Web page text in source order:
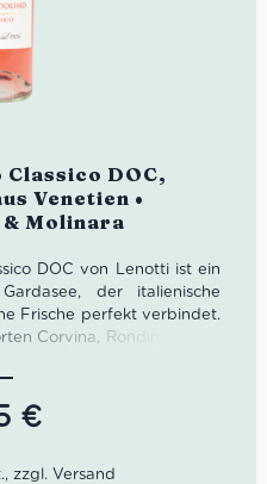
DOC,
Venetien •
Molinara
DOC von Lenotti ist ein
der italienische
Frische perfekt verbindet.
Corvina, Rondinella und
angenehm trockenem
Bardolino Chiaretto für
und mediterrane
€